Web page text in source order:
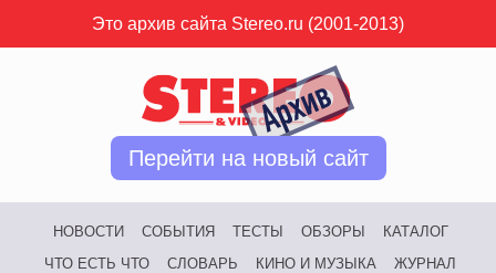
Это архив сайта Stereo.ru (2001-2013)
Перейти на новый сайт
НОВОСТИ СОБЫТИЯ ТЕСТЫ ОБЗОРЫ
КАТАЛОГ
ЧТО ЕСТЬ ЧТО
СЛОВАРЬ КИНО И МУЗЫКА
ЖУРНАЛ